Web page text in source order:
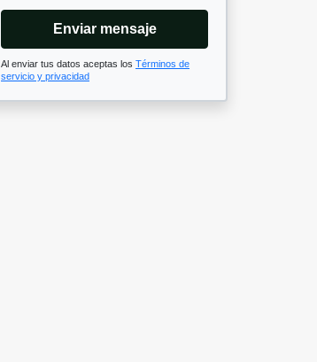
Enviar mensaje
Al enviar tus datos aceptas los Términos de
servicio y privacidad